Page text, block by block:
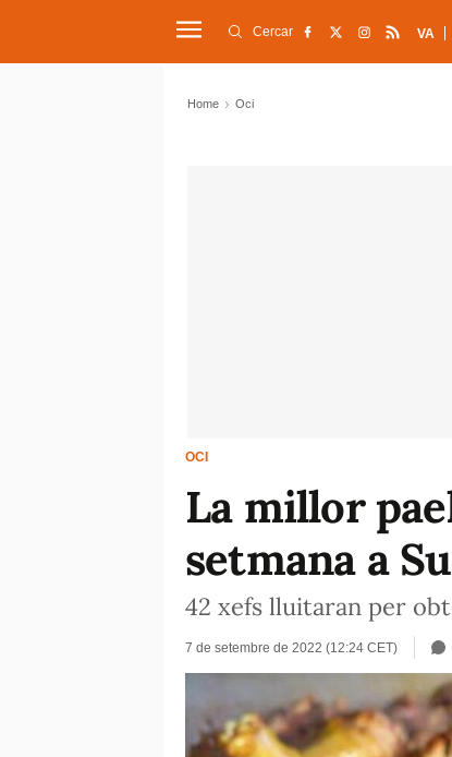
Cercar VA
Home Oci
OCI
La millor
setmana a
42 xefs lluitaran per
7 de setembre de 2022 (12:24 CET)